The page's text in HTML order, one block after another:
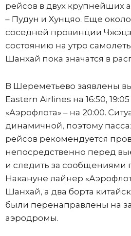
рейсов в двух крупнейших
– Пудун и Хунцяо. Еще
соседней провинции
состоянию на утро
Шанхай пока значатся в
В Шереметьево заявлены
Eastern Airlines на 16:50, 19:05
«Аэрофлота» – на 20:00.
динамичной, поэтому
рейсов рекомендуется
непосредственно перед
и следить за сообщениями
Накануне лайнер
Шанхай, а два борта
были перенаправлены на
аэродромы.